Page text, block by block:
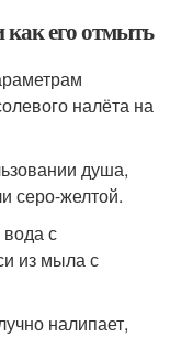
как его отмыть
налёта на
душа,
серо-желтой.
с
из мыла с
налипает,